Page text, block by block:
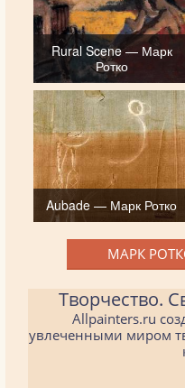
Rural Scene — Марк
Ротко
Aubade — Марк Ротко
МАРК
Творчество.
Allpainters.ru
увлеченными миром